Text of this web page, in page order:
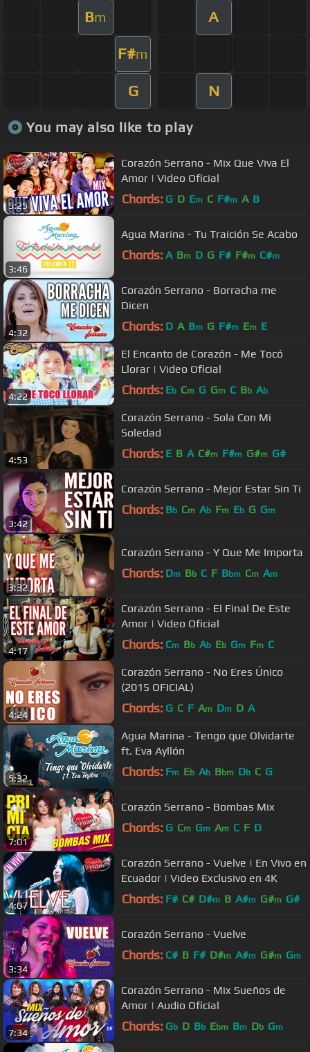
Bm A
F#m
G N
You may also like to play
5:25
Corazón Serrano - Mix Que Viva El
Amor | Video Oficial
Chords: G D Em C F#m A B
3:46
Agua Marina - Tu Traición Se Acabo
Chords: A Bm D G F# F#m C#m
4:32
Corazón Serrano - Borracha me
Dicen
Chords: D A Bm G F#m Em E
4:22
El Encanto de Corazón - Me Tocó
Llorar | Video Oficial
Chords: Eb Cm G Gm C Bb Ab
4:53
Corazón Serrano - Sola Con Mi
Soledad
Chords: E B A C#m F#m G#m G#
3:42
Corazón Serrano - Mejor Estar Sin Ti
Chords: Bb Cm Ab Fm Eb G Gm
3:32
Corazón Serrano - Y Que Me Importa
Chords: Dm Bb C F Bbm Cm Am
4:17
Corazón Serrano - El Final De Este
Amor | Video Oficial
Chords: Cm Bb Ab Eb Gm Fm C
4:24
Corazón Serrano - No Eres Único
(2015 OFICIAL)
Chords: G C F Am Dm D A
5:32
Agua Marina - Tengo que Olvidarte
ft. Eva Ayllón
Chords: Fm Eb Ab Bbm Db C G
7:01
Corazón Serrano - Bombas Mix
Chords: G Cm Gm Am C F D
4:07
Corazón Serrano - Vuelve | En Vivo en
Ecuador | Video Exclusivo en 4K
Chords: F# C# D#m B A#m G#m G#
3:34
Corazón Serrano - Vuelve
Chords: C# B F# D#m A#m G#m Gm
7:34
Corazón Serrano - Mix Sueños de
Amor | Audio Oficial
Chords: Gb D Bb Ebm Bm Db Gm